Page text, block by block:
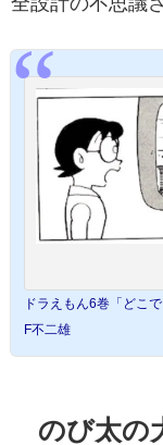
ドラえもん6巻「どこ
F不二雄
のび太の